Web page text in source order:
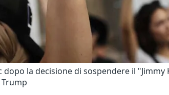
la decisione di sospendere il